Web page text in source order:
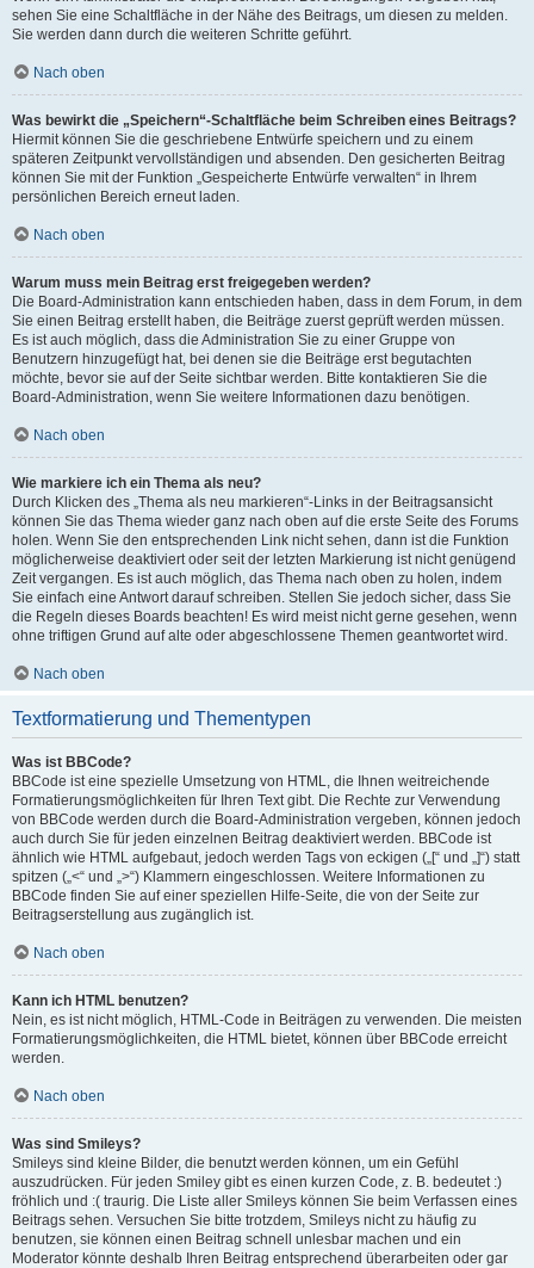
sehen Sie eine Schaltfläche in der Nähe des Beitrags, um diesen zu melden.
Sie werden dann durch die weiteren Schritte geführt.
Nach oben
Was bewirkt die „Speichern“-Schaltfläche beim Schreiben eines Beitrags?
Hiermit können Sie die geschriebene Entwürfe speichern und zu einem
späteren Zeitpunkt vervollständigen und absenden. Den gesicherten Beitrag
können Sie mit der Funktion „Gespeicherte Entwürfe verwalten“ in Ihrem
persönlichen Bereich erneut laden.
Nach oben
Warum muss mein Beitrag erst freigegeben werden?
Die Board-Administration kann entschieden haben, dass in dem Forum, in dem
Sie einen Beitrag erstellt haben, die Beiträge zuerst geprüft werden müssen.
Es ist auch möglich, dass die Administration Sie zu einer Gruppe von
Benutzern hinzugefügt hat, bei denen sie die Beiträge erst begutachten
möchte, bevor sie auf der Seite sichtbar werden. Bitte kontaktieren Sie die
Board-Administration, wenn Sie weitere Informationen dazu benötigen.
Nach oben
Wie markiere ich ein Thema als neu?
Durch Klicken des „Thema als neu markieren“-Links in der Beitragsansicht
können Sie das Thema wieder ganz nach oben auf die erste Seite des Forums
holen. Wenn Sie den entsprechenden Link nicht sehen, dann ist die Funktion
möglicherweise deaktiviert oder seit der letzten Markierung ist nicht genügend
Zeit vergangen. Es ist auch möglich, das Thema nach oben zu holen, indem
Sie einfach eine Antwort darauf schreiben. Stellen Sie jedoch sicher, dass Sie
die Regeln dieses Boards beachten! Es wird meist nicht gerne gesehen, wenn
ohne triftigen Grund auf alte oder abgeschlossene Themen geantwortet wird.
Nach oben
Textformatierung und Thementypen
Was ist BBCode?
BBCode ist eine spezielle Umsetzung von HTML, die Ihnen weitreichende
Formatierungsmöglichkeiten für Ihren Text gibt. Die Rechte zur Verwendung
von BBCode werden durch die Board-Administration vergeben, können jedoch
auch durch Sie für jeden einzelnen Beitrag deaktiviert werden. BBCode ist
ähnlich wie HTML aufgebaut, jedoch werden Tags von eckigen („[“ und „]“) statt
spitzen („<“ und „>“) Klammern eingeschlossen. Weitere Informationen zu
BBCode finden Sie auf einer speziellen Hilfe-Seite, die von der Seite zur
Beitragserstellung aus zugänglich ist.
Nach oben
Kann ich HTML benutzen?
Nein, es ist nicht möglich, HTML-Code in Beiträgen zu verwenden. Die meisten
Formatierungsmöglichkeiten, die HTML bietet, können über BBCode erreicht
werden.
Nach oben
Was sind Smileys?
Smileys sind kleine Bilder, die benutzt werden können, um ein Gefühl
auszudrücken. Für jeden Smiley gibt es einen kurzen Code, z. B. bedeutet :)
fröhlich und :( traurig. Die Liste aller Smileys können Sie beim Verfassen eines
Beitrags sehen. Versuchen Sie bitte trotzdem, Smileys nicht zu häufig zu
benutzen, sie können einen Beitrag schnell unlesbar machen und ein
Moderator könnte deshalb Ihren Beitrag entsprechend überarbeiten oder gar